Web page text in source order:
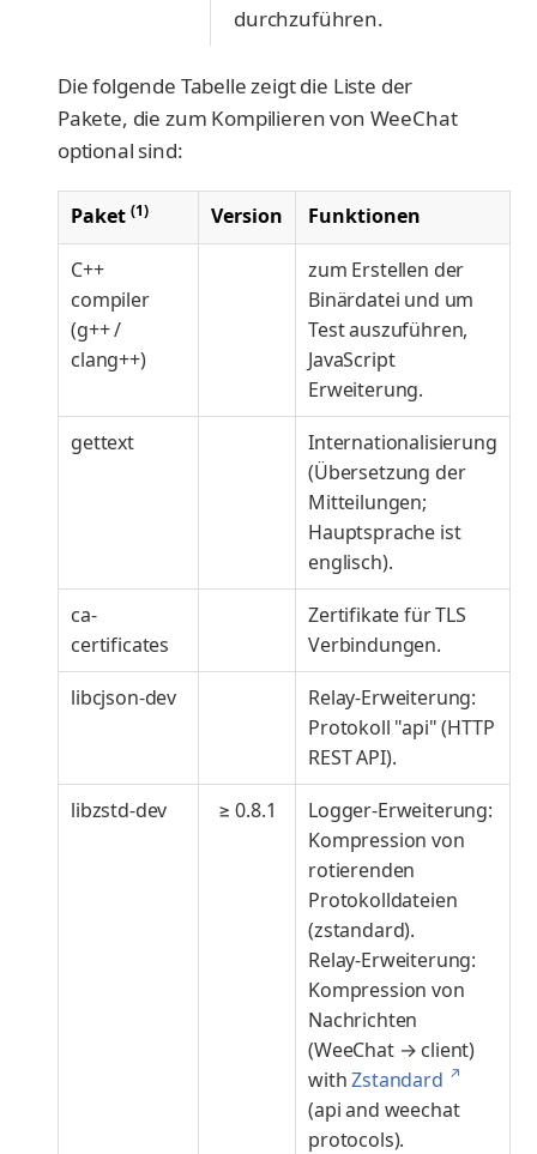
durchzuführen.
Die folgende Tabelle zeigt die Liste der
Pakete, die zum Kompilieren von WeeChat
optional sind:
Paket (1) Version Funktionen
C++
compiler
(g++ /
clang++)
zum Erstellen der
Binärdatei und um
Test auszuführen,
JavaScript
Erweiterung.
gettext
Internationalisierung
(Übersetzung der
Mitteilungen;
Hauptsprache ist
englisch).
ca-
certificates
Zertifikate für TLS
Verbindungen.
libcjson-dev
Relay-Erweiterung:
Protokoll "api" (HTTP
REST API).
libzstd-dev
≥ 0.8.1
Logger-Erweiterung:
Kompression von
rotierenden
Protokolldateien
(zstandard).
Relay-Erweiterung:
Kompression von
Nachrichten
(WeeChat → client)
withZstandard ↗
(api and weechat
protocols).